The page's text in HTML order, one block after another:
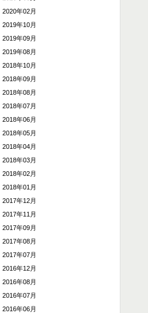
2020年02月
2019年10月
2019年09月
2019年08月
2018年10月
2018年09月
2018年08月
2018年07月
2018年06月
2018年05月
2018年04月
2018年03月
2018年02月
2018年01月
2017年12月
2017年11月
2017年09月
2017年08月
2017年07月
2016年12月
2016年08月
2016年07月
2016年06月